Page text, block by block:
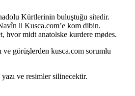
Kürtlerinin buluştuğu sitedir.
li Kusca.com’e kom dibin.
hvor midt anatolske kurdere mødes.
ve görüşlerden kusca.com sorumlu
ve resimler silinecektir.